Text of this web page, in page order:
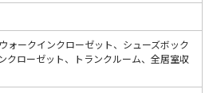
ォークインクローゼット、シューズボック
クローゼット、トランクルーム、全居室収